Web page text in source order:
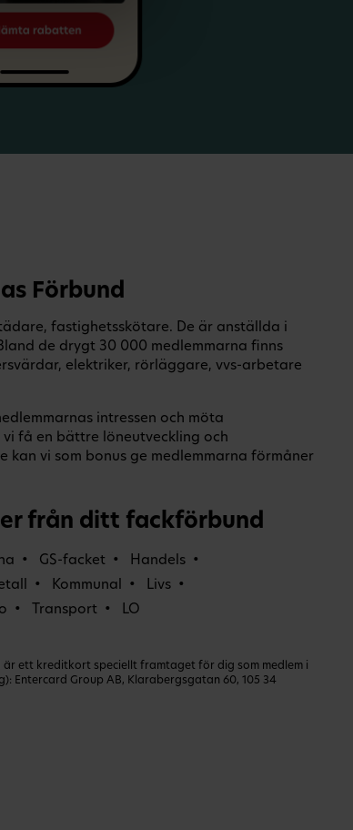
Förbund
fastighetsskötare. De är anställda i
de drygt 30 000 medlemmarna finns
elektriker, rörläggare, vvs-arbetare
intressen och möta
vi få en bättre löneutveckling och
kan vi som bonus ge medlemmarna förmåner
från ditt fackförbund
GS-facket
Handels
Kommunal
Livs
Transport LO
ett kreditkort speciellt framtaget för dig som medlem i
Entercard Group AB, Klarabergsgatan 60, 105 34